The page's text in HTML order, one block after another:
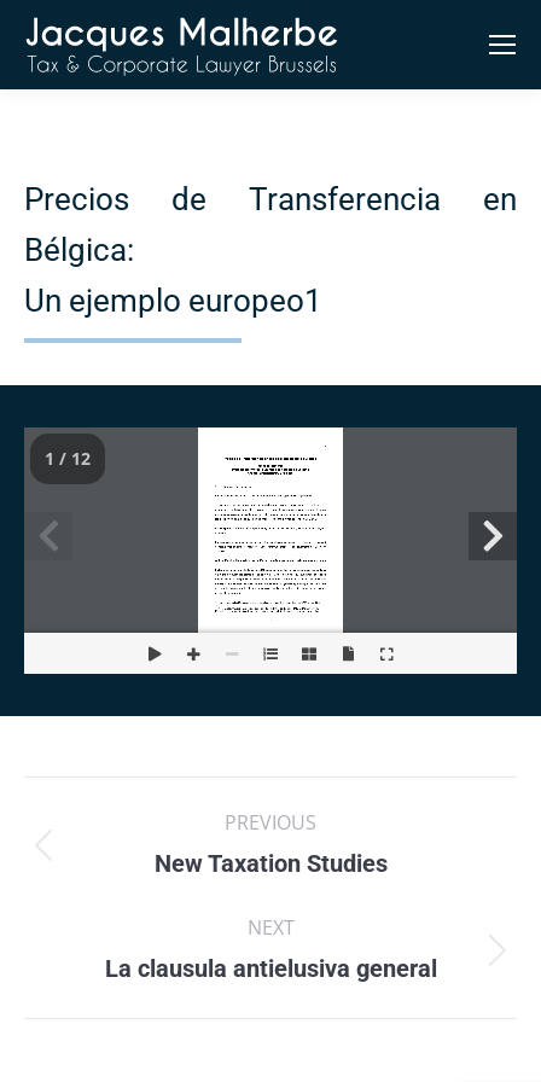
Precios de Transferencia en
Bélgica:
Un ejemplo europeo1
1 / 12
navigation
PREVIOUS
Previous
New Taxation Studies
NEXT
Next
La clausula antielusiva general